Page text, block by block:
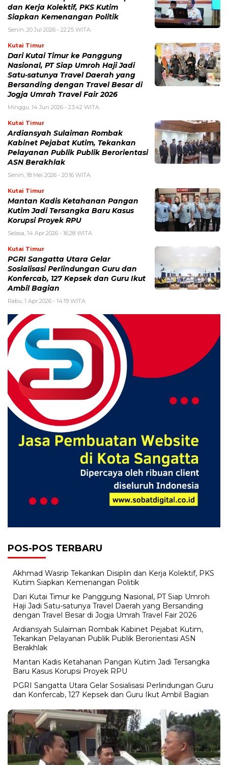
dan Kerja Kolektif, PKS Kutim
Siapkan Kemenangan Politik
Senin, 20 Jul 2026 - 22:25 WITA
Kutai Timur
Dari Kutai Timur ke Panggung
Nasional, PT Siap Umroh Haji Jadi
Satu-satunya Travel Daerah yang
Bersanding dengan Travel Besar di
Jogja Umrah Travel Fair 2026
Minggu, 14 Jun 2026 - 23:42 WITA
Kutai Timur
Ardiansyah Sulaiman Rombak
Kabinet Pejabat Kutim, Tekankan
Pelayanan Publik Publik Berorientasi
ASN Berakhlak
Senin, 18 Mei 2026 - 20:16 WITA
Kutai Timur
Mantan Kadis Ketahanan Pangan
Kutim Jadi Tersangka Baru Kasus
Korupsi Proyek RPU
Selasa, 14 Apr 2026 - 16:28 WITA
Kutai Timur
PGRI Sangatta Utara Gelar
Sosialisasi Perlindungan Guru dan
Konfercab, 127 Kepsek dan Guru Ikut
Ambil Bagian
Rabu, 1 Apr 2026 - 14:19 WITA
POS-POS TERBARU
Akhmad Wasrip Tekankan Disiplin dan Kerja Kolektif, PKS
Kutim Siapkan Kemenangan Politik
Dari Kutai Timur ke Panggung Nasional, PT Siap Umroh
Haji Jadi Satu-satunya Travel Daerah yang Bersanding
dengan Travel Besar di Jogja Umrah Travel Fair 2026
Ardiansyah Sulaiman Rombak Kabinet Pejabat Kutim,
Tekankan Pelayanan Publik Publik Berorientasi ASN
Berakhlak
Mantan Kadis Ketahanan Pangan Kutim Jadi Tersangka
Baru Kasus Korupsi Proyek RPU
PGRI Sangatta Utara Gelar Sosialisasi Perlindungan Guru
dan Konfercab, 127 Kepsek dan Guru Ikut Ambil Bagian